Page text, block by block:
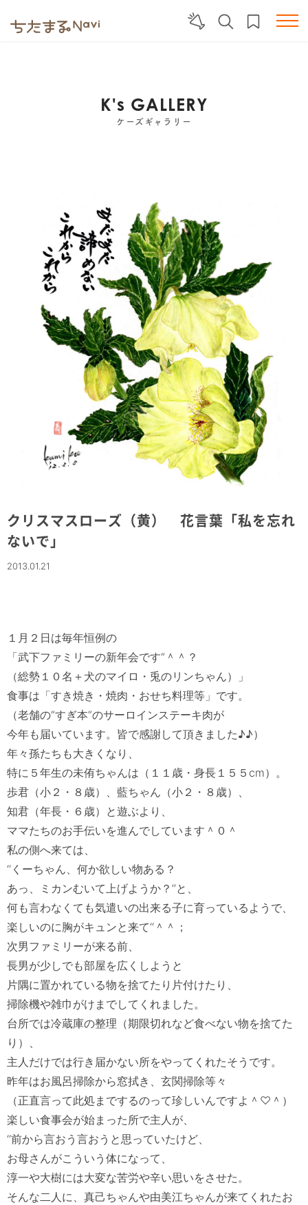
K's GALLERY
ケーズギャラリー
クリスマスローズ（黄） 花言葉「私を忘れ
ないで」
2013.01.21
１月２日は毎年恒例の
「武下ファミリーの新年会です“＾＾？
（総勢１０名＋犬のマイロ・兎のリンちゃん）」
食事は「すき焼き・焼肉・おせち料理等」です。
（老舗の“すぎ本”のサーロインステーキ肉が
今年も届いています。皆で感謝して頂きました♪♪）
年々孫たちも大きくなり、
特に５年生の未侑ちゃんは（１１歳・身長１５５cm）。
歩君（小２・８歳）、藍ちゃん（小２・８歳）、
知君（年長・６歳）と遊ぶより、
ママたちのお手伝いを進んでしています＾０＾
私の側へ来ては、
‘‘くーちゃん、何か欲しい物ある？
あっ、ミカンむいて上げようか？’’と、
何も言わなくても気遣いの出来る子に育っているようで、
楽しいのに胸がキュンと来て‘‘＾＾；
次男ファミリーが来る前、
長男が少しでも部屋を広くしようと
片隅に置かれている物を捨てたり片付けたり、
掃除機や雑巾がけまでしてくれました。
台所では冷蔵庫の整理（期限切れなど食べない物を捨てた
り）、
主人だけでは行き届かない所をやってくれたそうです。
昨年はお風呂掃除から窓拭き、玄関掃除等々
（正直言って此処までするのって珍しいんですよ＾♡＾）
楽しい食事会が始まった所で主人が、
‘‘前から言おう言おうと思っていたけど、
お母さんがこういう体になって、
淳一や大樹には大変な苦労や辛い思いをさせた。
そんな二人に、真己ちゃんや由美江ちゃんが来てくれたお